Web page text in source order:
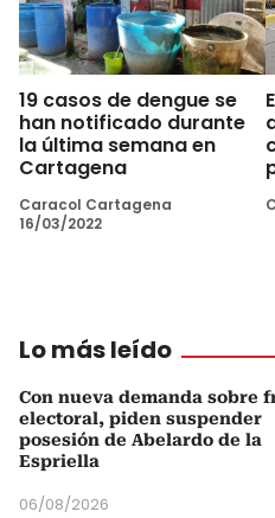
19 casos de dengue se
han notificado durante
la última semana en
Cartagena
Caracol Cartagena
16/03/2022
Lo más leído
Con nueva demanda sobre
electoral, piden suspender
posesión de Abelardo de la
Espriella
06/08/2026